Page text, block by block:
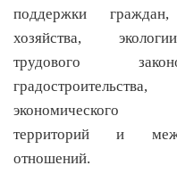
поддержки граждан,
хозяйства,
трудового
градостроительства,
экономического
территорий и
отношений.